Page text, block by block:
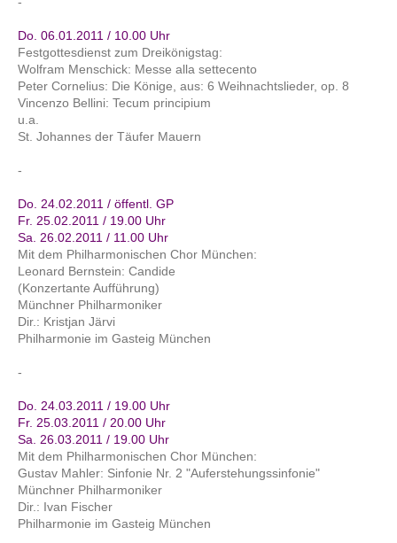
Do. 06.01.2011 / 10.00 Uhr
Festgottesdienst zum Dreikönigstag:
Wolfram Menschick: Messe alla settecento
Peter Cornelius: Die Könige, aus: 6 Weihnachtslieder, op. 8
Vincenzo Bellini: Tecum principium
u.a.
St. Johannes der Täufer Mauern
-
Do. 24.02.2011 / öffentl. GP
Fr. 25.02.2011 / 19.00 Uhr
Sa. 26.02.2011 / 11.00 Uhr
Mit dem Philharmonischen Chor München:
Leonard Bernstein: Candide
(Konzertante Aufführung)
Münchner Philharmoniker
Dir.: Kristjan Järvi
Philharmonie im Gasteig München
-
Do. 24.03.2011 / 19.00 Uhr
Fr. 25.03.2011 / 20.00 Uhr
Sa. 26.03.2011 / 19.00 Uhr
Mit dem Philharmonischen Chor München:
Gustav Mahler: Sinfonie Nr. 2 "Auferstehungssinfonie"
Münchner Philharmoniker
Dir.: Ivan Fischer
Philharmonie im Gasteig München